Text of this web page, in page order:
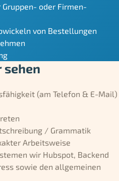
oder Firmen-
von Bestellungen
sehen
(am Telefon & E-Mail)
/ Grammatik
Arbeitsweise
wir Hubspot, Backend
sowie den allgemeinen